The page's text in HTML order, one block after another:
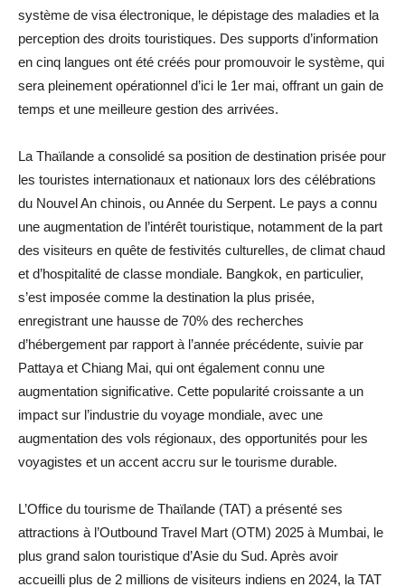
système de visa électronique, le dépistage des maladies et la
perception des droits touristiques. Des supports d’information
en cinq langues ont été créés pour promouvoir le système, qui
sera pleinement opérationnel d’ici le 1er mai, offrant un gain de
temps et une meilleure gestion des arrivées.
La Thaïlande a consolidé sa position de destination prisée pour
les touristes internationaux et nationaux lors des célébrations
du Nouvel An chinois, ou Année du Serpent. Le pays a connu
une augmentation de l’intérêt touristique, notamment de la part
des visiteurs en quête de festivités culturelles, de climat chaud
et d’hospitalité de classe mondiale. Bangkok, en particulier,
s’est imposée comme la destination la plus prisée,
enregistrant une hausse de 70% des recherches
d’hébergement par rapport à l’année précédente, suivie par
Pattaya et Chiang Mai, qui ont également connu une
augmentation significative. Cette popularité croissante a un
impact sur l’industrie du voyage mondiale, avec une
augmentation des vols régionaux, des opportunités pour les
voyagistes et un accent accru sur le tourisme durable.
L’Office du tourisme de Thaïlande (TAT) a présenté ses
attractions à l’Outbound Travel Mart (OTM) 2025 à Mumbai, le
plus grand salon touristique d’Asie du Sud. Après avoir
accueilli plus de 2 millions de visiteurs indiens en 2024, la TAT